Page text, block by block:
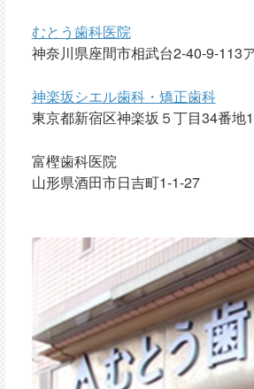
むとう歯科医院
神奈川県座間市相武台2-40-9-113
神楽坂シエル歯科・矯正歯科
東京都新宿区神楽坂５丁目34番地
富樫歯科医院
山形県酒田市日吉町1-1-27